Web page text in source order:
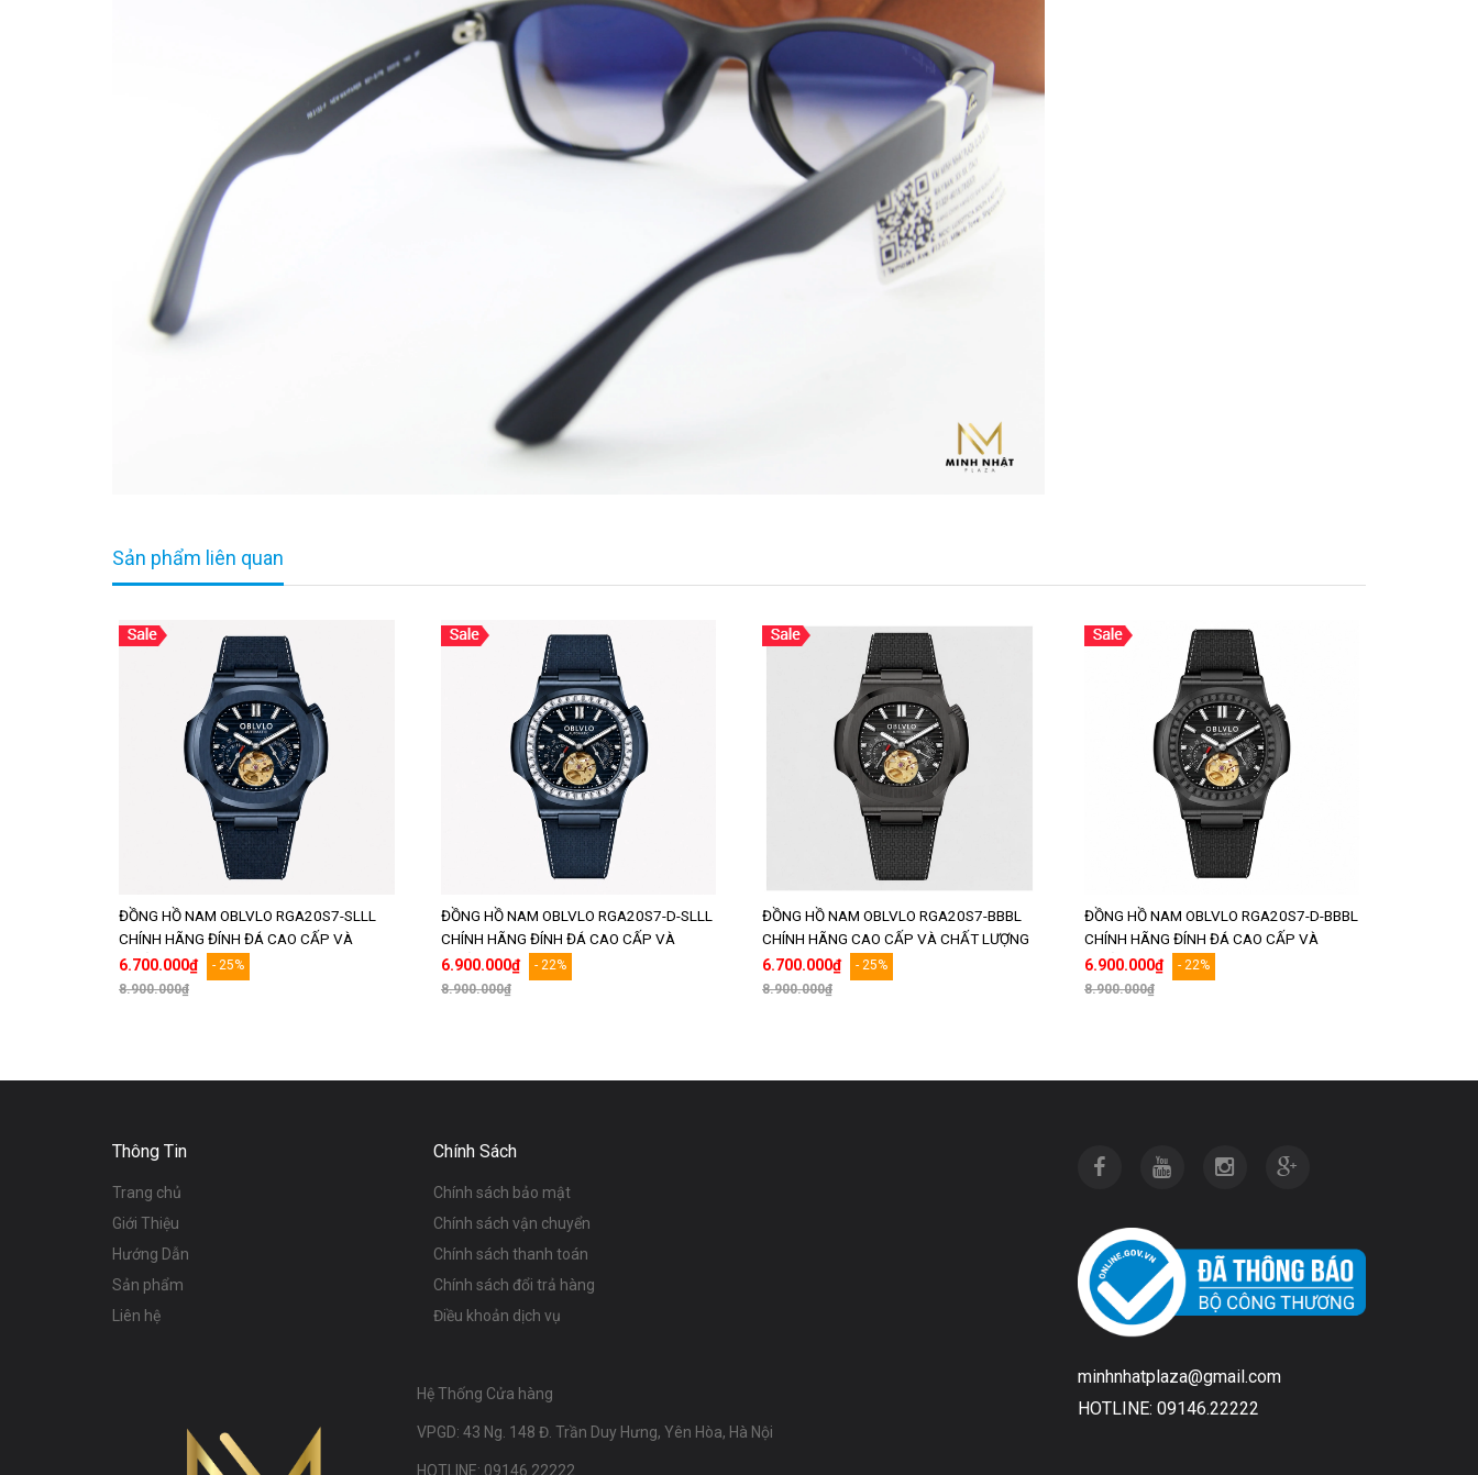
Sản phẩm liên quan
ĐỒNG HỒ NAM OBLVLO RGA20S7-SLLL
CHÍNH HÃNG ĐÍNH ĐÁ CAO CẤP VÀ
CHẤT LƯỢNG
6.700.000₫
- 25%
8.900.000₫
ĐỒNG HỒ NAM OBLVLO RGA20S7-D-SLLL
CHÍNH HÃNG ĐÍNH ĐÁ CAO CẤP VÀ
CHẤT LƯỢNG
6.900.000₫
- 22%
8.900.000₫
ĐỒNG HỒ NAM OBLVLO RGA20S7-BBBL
CHÍNH HÃNG CAO CẤP VÀ CHẤT LƯỢNG
6.700.000₫
- 25%
8.900.000₫
ĐỒNG HỒ NAM OBLVLO RGA20S7-D-BBBL
CHÍNH HÃNG ĐÍNH ĐÁ CAO CẤP VÀ
CHẤT LƯỢNG
6.900.000₫
- 22%
8.900.000₫
Thông Tin
Trang chủ
Giới Thiệu
Hướng Dẫn
Sản phẩm
Liên hệ
Chính Sách
Chính sách bảo mật
Chính sách vận chuyển
Chính sách thanh toán
Chính sách đổi trả hàng
Điều khoản dịch vụ
Hệ Thống Cửa hàng
VPGD: 43 Ng. 148 Đ. Trần Duy Hưng, Yên Hòa, Hà Nội
HOTLINE: 09146.22222
minhnhatplaza@gmail.com
HOTLINE: 09146.22222